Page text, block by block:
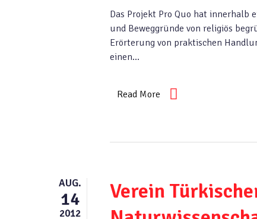
Das Projekt Pro Quo hat innerhalb
und Beweggründe von religiös
Erörterung von praktischen
einen…
Read More
AUG.
14
2012
Verein